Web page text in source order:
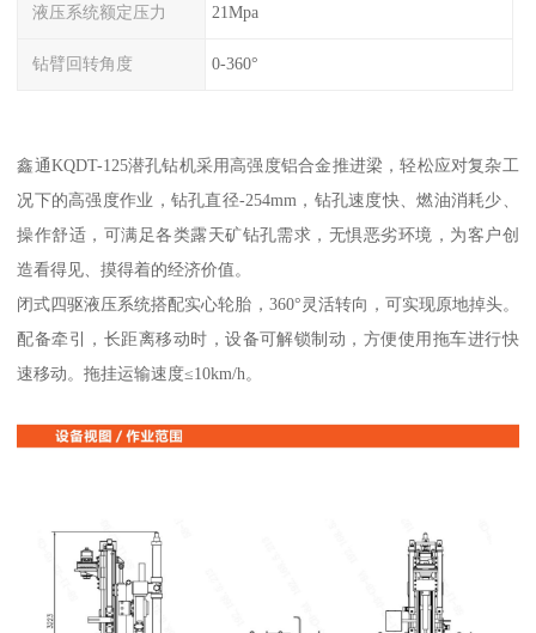
液压系统额定压力 21Mpa
钻臂回转角度 0-360°
鑫通KQDT-125潜孔钻机采用高强度铝合金推进梁，轻松应对复杂工
况下的高强度作业，钻孔直径-254mm，钻孔速度快、燃油消耗少、
操作舒适，可满足各类露天矿钻孔需求，无惧恶劣环境，为客户创
造看得见、摸得着的经济价值。
闭式四驱液压系统搭配实心轮胎，360°灵活转向，可实现原地掉头。
配备牵引，长距离移动时，设备可解锁制动，方便使用拖车进行快
速移动。拖挂运输速度≤10km/h。